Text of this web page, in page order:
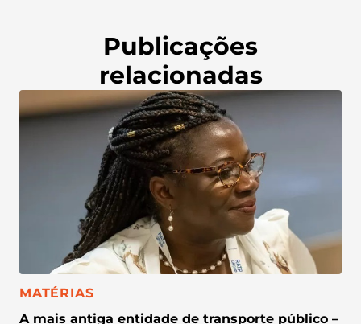
Publicações
relacionadas
CATEGORIA:
MATÉRIAS
A mais antiga entidade de transporte público –